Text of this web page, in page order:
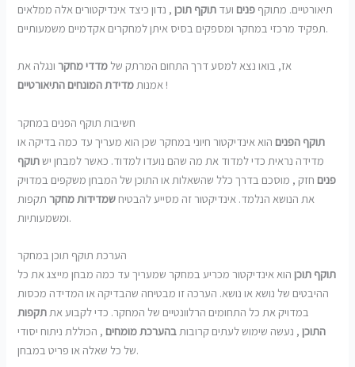
תיאורטיים. מתוקף פנים ועד תוקף תוכן, נדון כיצד אינדיקטורים אלה ממלאים
תפקיד מרכזי במחקר ומספקים בסיס איתן למחקרים אקדמיים משמעותיים.
אז, בואו נצא למסע דרך התחום המרתק של מדדי מחקרונגלה את
אמנותמדידת המונחים התיאורטיים !
חשיבות תוקף הפנים במחקר
תוקף הפנים הוא אינדיקטור חיוני במחקר שכן הוא מעריך עד כמה בדיקה או
מדידה נראית כדי למדוד את מה שהם נועדו למדוד. כאשר למבחן ישתוקף
פנים חזק , מוסכם בדרך כלל שהשאלות או התוכן של המבחן משקפים במדויק
את הנושא הנלמד. אינדיקטור זה מסייע להבטיחשמדידות מחקרתקפות
ומשמעותיות.
הערכת תוקף תוכן במחקר
תוקף תוכןהוא אינדיקטור מכריע במחקר שמעריך עד כמה מבחן מייצג את כל
ההיבטים של נושא או נושא. הערכה זו מבטיחה שהבדיקה או המדידה מכסות
במדויק את כל התחומים הרלוונטיים של המחקר. כדי לקבוע אתתקפות
התוכן, נעשה שימוש לעתים קרובותבהערכת מומחים , הכוללת ניתוח יסודי
של כל שאלה או פריט במבחן.